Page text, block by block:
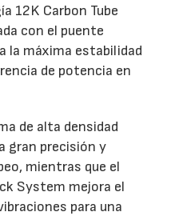
12K Carbon Tube
con el puente
la máxima estabilidad
de potencia en
de alta densidad
gran precisión y
mientras que el
System mejora el
para una